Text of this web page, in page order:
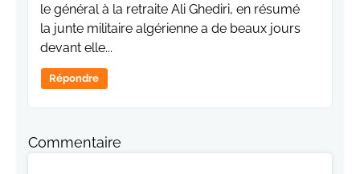
le général à la retraite Ali Ghediri, en résumé
la junte militaire algérienne a de beaux jours
devant elle...
Répondre
Commentaire